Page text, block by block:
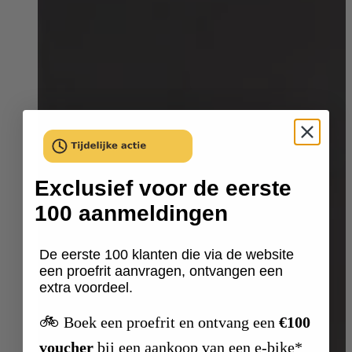
Exclusief voor de eerste
100 aanmeldingen
De eerste 100 klanten die via de website
een proefrit aanvragen, ontvangen een
extra voordeel.
🚲 Boek een proefrit en ontvang een €100
voucher bij een aankoop van een e-bike*